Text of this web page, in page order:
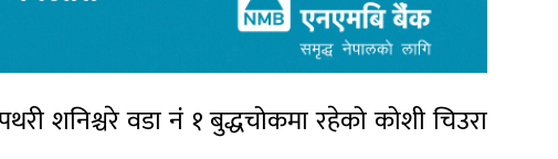
शनिश्चरे वडा नं १ बुद्धचोकमा रहेको कोशी चिउरा